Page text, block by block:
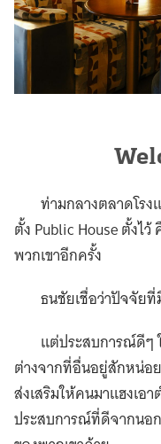
ท่ามกลางตลาดโร
ตั้ง Public House ตั้งไ
พวกเขาอีกครั้ง
ธนชัยเชื่อว่าปัจจัย
แต่ประสบการณ์ดีๆ
ต่างจากที่อื่นอยู่สักหน่อ
ส่งเสริมให้คนมาแฮงเอ
ประสบการณ์ที่ดีจากนอก